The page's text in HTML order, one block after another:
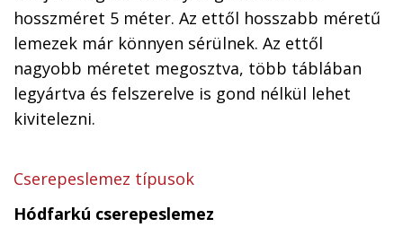
hosszméret 5 méter. Az ettől hosszabb méretű
lemezek már könnyen sérülnek. Az ettől
nagyobb méretet megosztva, több táblában
legyártva és felszerelve is gond nélkül lehet
kivitelezni.
Cserepeslemez típusok
Hódfarkú cserepeslemez